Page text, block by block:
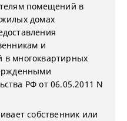
помещений в
домах
и
в многоквартирных
РФ от 06.05.2011 N
собственник или